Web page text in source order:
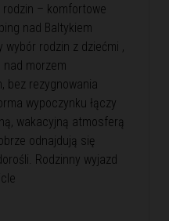
rodzin – komfortowe
nad Baltykiem
rodzin z dziećmi ,
morzem
bez rezygnowania
wypoczynku łączy
wakacyjną atmosferą
odnajdują się
Rodzinny wyjazd